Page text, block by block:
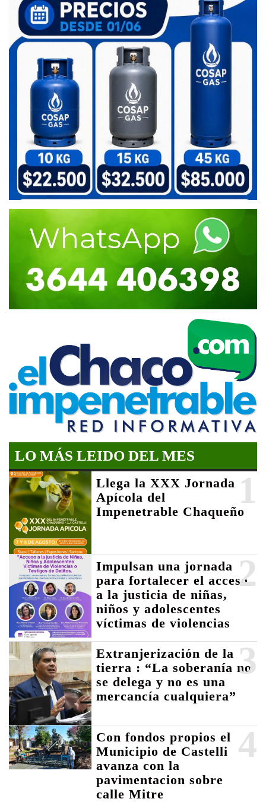
LO MÁS LEIDO DEL MES
1
Llega la XXX Jornada
Apícola del
Impenetrable Chaqueño
2
Impulsan una jornada
para fortalecer el acceso
a la justicia de niñas,
niños y adolescentes
víctimas de violencias
3
Extranjerización de la
tierra : “La soberanía no
se delega y no es una
mercancía cualquiera”
4
Con fondos propios el
Municipio de Castelli
avanza con la
pavimentacion sobre
calle Mitre